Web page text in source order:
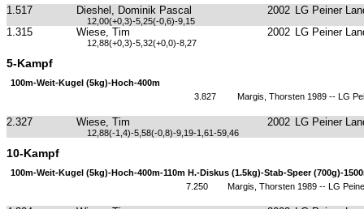
1.517 Dieshel, Dominik Pascal 2002 LG Peiner
12,00(+0,3)-5,25(-0,6)-9,15
1.315 Wiese, Tim 2002 LG Peiner
12,88(+0,3)-5,32(+0,0)-8,27
5-Kampf
100m-Weit-Kugel (5kg)-Hoch-400m
3.827
Margis, Thorsten 1989 -- LG
2.327 Wiese, Tim 2002 LG Peiner
12,88(-1,4)-5,58(-0,8)-9,19-1,61-59,46
10-Kampf
100m-Weit-Kugel (5kg)-Hoch-400m-110m H.-Diskus (1.5kg)-Stab-Speer (700g)-
7.250
Margis, Thorsten 1989 -- LG